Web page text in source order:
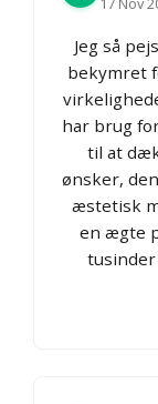
Jeg så
bekymret
har brug
til at
ønsker,
æstetisk
en ægte